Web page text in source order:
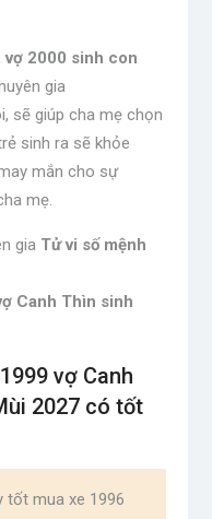
2000 sinh con
gia
sẽ giúp cha mẹ chọn
sinh ra sẽ khỏe
mắn cho sự
mẹ.
gia Tử vi số mệnh
Canh Thìn sinh
vợ Canh
2027 có tốt
tốt mua xe 1996